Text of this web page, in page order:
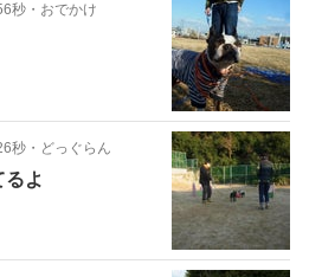
秒 ・ おでかけ
秒 ・ どっぐらん
よ